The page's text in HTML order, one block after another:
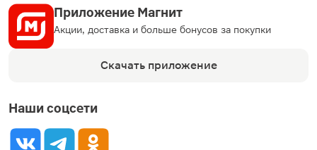
Приложение Магнит
Акции, доставка и больше бонусов за покупки
Скачать приложение
Наши соцсети